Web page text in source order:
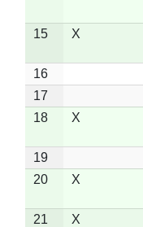
15 X
16
17
18
X
19
20
X
21 X